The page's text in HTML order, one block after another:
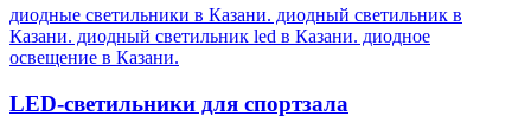
диодные светильники в Казани. диодный светильник в
Казани. диодный светильник led в Казани. диодное
освещение в Казани.
LED-светильники для спортзала